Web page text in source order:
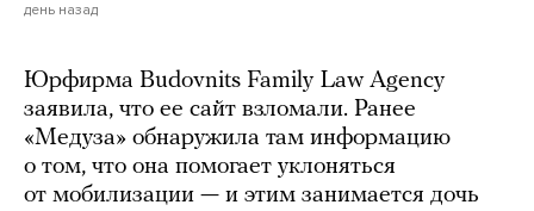
день назад
Юрфирма Budovnits Family Law Agency
заявила, что ее сайт взломали. Ранее
«Медуза» обнаружила там информацию
о том, что она помогает уклоняться
от мобилизации — и этим занимается дочь